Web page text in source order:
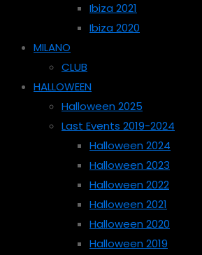
Ibiza 2021
Ibiza 2020
MILANO
CLUB
HALLOWEEN
Halloween 2025
Last Events 2019-2024
Halloween 2024
Halloween 2023
Halloween 2022
Halloween 2021
Halloween 2020
Halloween 2019